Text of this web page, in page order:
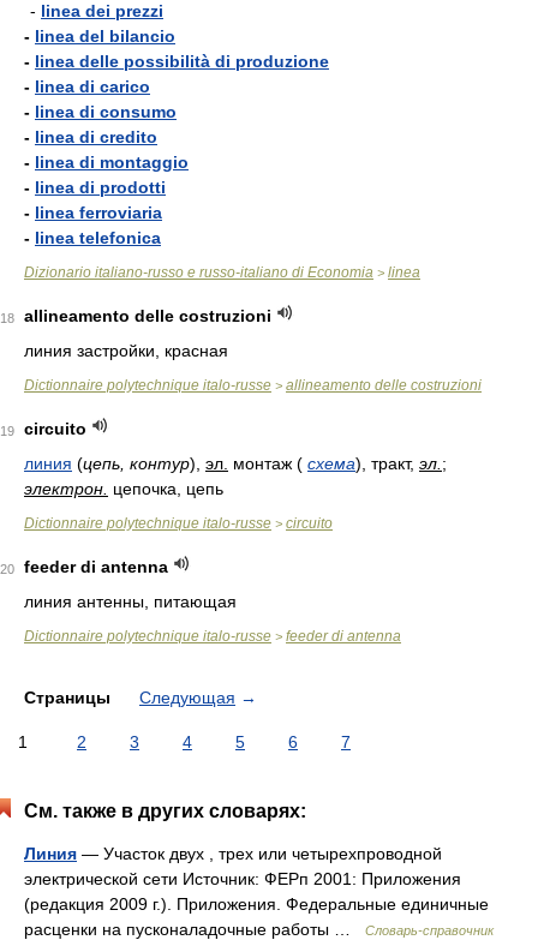
- linea dei prezzi
- linea del bilancio
- linea delle possibilità di produzione
- linea di carico
- linea di consumo
- linea di credito
- linea di montaggio
- linea di prodotti
- linea ferroviaria
- linea telefonica
Dizionario italiano-russo e russo-italiano di Economia > linea
18
allineamento delle costruzioni
линия застройки, красная
Dictionnaire polytechnique italo-russe > allineamento delle costruzioni
19
circuito
линия (цепь, контур) эл. монтаж ( схема) , тракт, эл. ;
электрон. цепочка, цепь
Dictionnaire polytechnique italo-russe > circuito
20
feeder di antenna
линия антенны, питающая
Dictionnaire polytechnique italo-russe > feeder di antenna
Страницы Следующая →
1 2 3 4 5 6 7
См. также в других словарях:
Линия — Участок двух , трех или четырехпроводной
электрической сети Источник: ФЕРп 2001: Приложения
(редакция 2009 г.). Приложения. Федеральные единичные
расценки на пусконаладочные работы …
Словарь-справочник